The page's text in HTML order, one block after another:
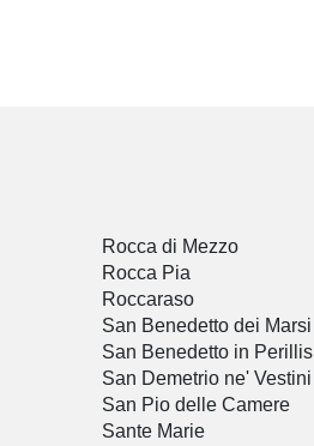
Rocca di Mezzo
Rocca Pia
Roccaraso
San Benedetto dei Marsi
San Benedetto in Perillis
San Demetrio ne' Vestini
San Pio delle Camere
Sante Marie